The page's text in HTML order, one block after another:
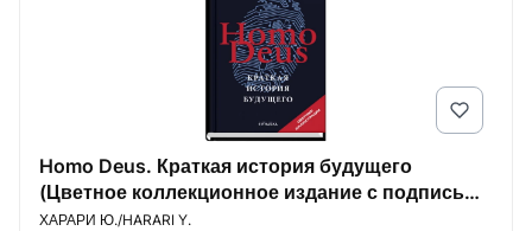
Homo Deus. Краткая история будущего
(Цветное коллекционное издание с подписью
автора)
ПРОИЗВОДИТЕЛЬ
ХАРАРИ Ю./HARARI Y.